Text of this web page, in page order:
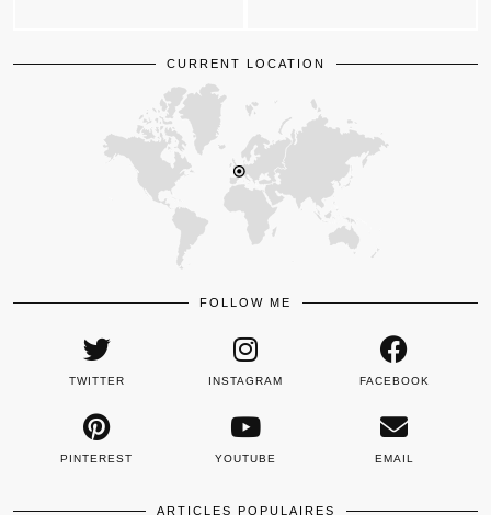
CURRENT LOCATION
FOLLOW ME
TWITTER INSTAGRAM FACEBOOK
PINTEREST YOUTUBE EMAIL
ARTICLES POPULAIRES